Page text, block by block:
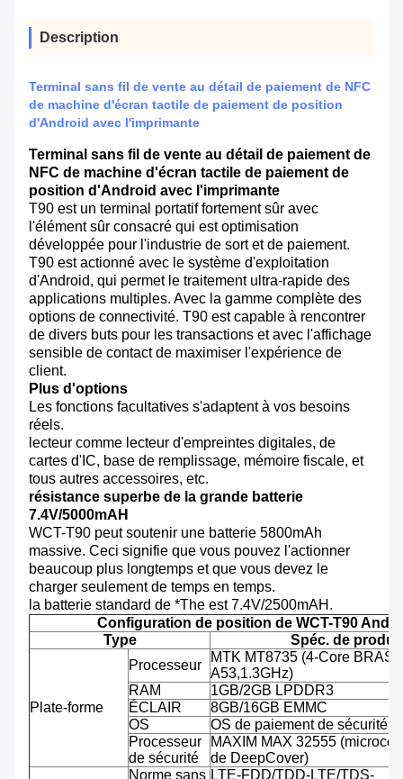
Description
Terminal sans fil de vente au détail de paiement de NFC
de machine d'écran tactile de paiement de position
d'Android avec l'imprimante
Terminal sans fil de vente au détail de paiement de
NFC de machine d'écran tactile de paiement de
position d'Android avec l'imprimante
T90 est un terminal portatif fortement sûr avec
l'élément sûr consacré qui est optimisation
développée pour l'industrie de sort et de paiement.
T90 est actionné avec le système d'exploitation
d'Android, qui permet le traitement ultra-rapide des
applications multiples. Avec la gamme complète des
options de connectivité. T90 est capable à rencontrer
de divers buts pour les transactions et avec l'affichage
sensible de contact de maximiser l'expérience de
client.
Plus d'options
Les fonctions facultatives s'adaptent à vos besoins
réels.
lecteur comme lecteur d'empreintes digitales, de
cartes d'IC, base de remplissage, mémoire fiscale, et
tous autres accessoires, etc.
résistance superbe de la grande batterie
7.4V/5000mAH
WCT-T90 peut soutenir une batterie 5800mAh
massive. Ceci signifie que vous pouvez l'actionner
beaucoup plus longtemps et que vous devez le
charger seulement de temps en temps.
la batterie standard de *The est 7.4V/2500mAH.
Configuration de position de WCT-T90
Type
Spéc. de produit
Plate-forme
Processeur
MTK MT8735 (4-Core BRAS
A53,1.3GHz)
RAM
1GB/2GB LPDDR3
ÉCLAIR
8GB/16GB EMMC
OS
OS de paiement de sécurité
Processeur
de sécurité
MAXIM MAX 32555
de DeepCover)
Norme sans LTE-FDD/TDD-LTE/TDS-